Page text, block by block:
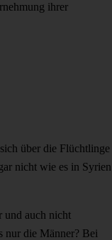
ihrer
über die Flüchtlinge
nicht wie es in Syrien
und auch nicht
nur die Männer? Bei